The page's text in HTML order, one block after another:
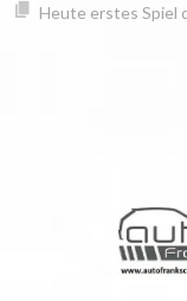
Heute erstes Spiel